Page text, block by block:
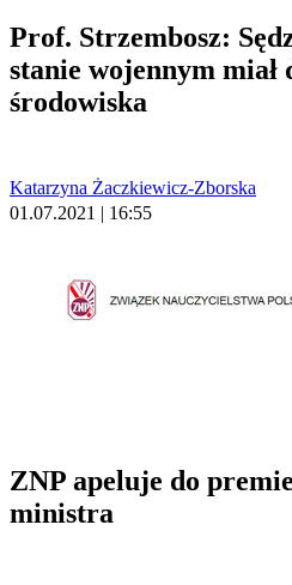
Prof. Strzembosz:
stanie wojennym miał
środowiska
Katarzyna Żaczkiewicz-Zborska
01.07.2021 | 16:55
ZNP apeluje do
ministra